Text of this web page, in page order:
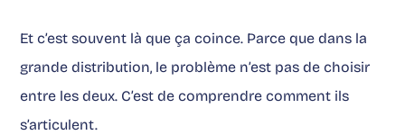
Et c’est souvent là que ça coince. Parce que dans la
grande distribution, le problème n’est pas de choisir
entre les deux. C’est de comprendre comment ils
s’articulent.